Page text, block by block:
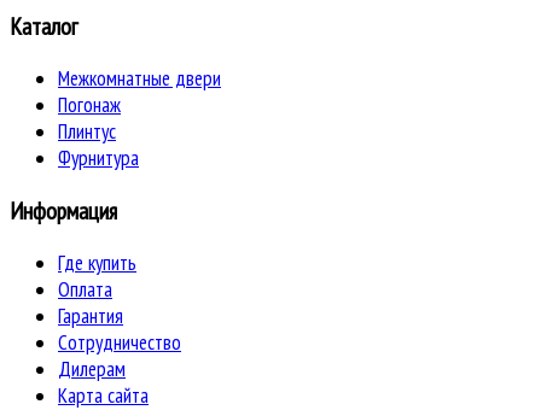
Каталог
Межкомнатные двери
Погонаж
Плинтус
Фурнитура
Информация
Где купить
Оплата
Гарантия
Сотрудничество
Дилерам
Карта сайта